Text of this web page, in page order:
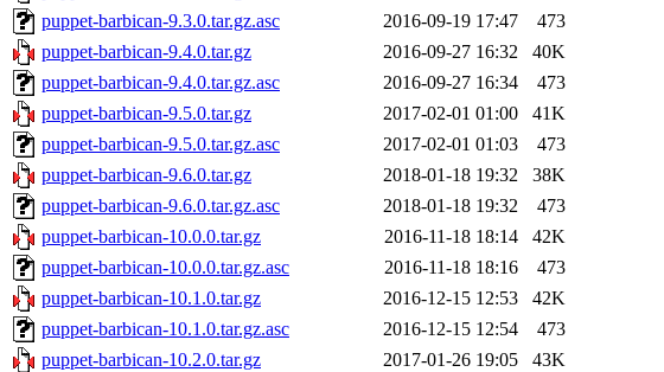
puppet-barbican-9.3.0.tar.gz.asc
2016-09-19 17:47
473
puppet-barbican-9.4.0.tar.gz
2016-09-27 16:32
40K
puppet-barbican-9.4.0.tar.gz.asc
2016-09-27 16:34
473
puppet-barbican-9.5.0.tar.gz
2017-02-01 01:00
41K
puppet-barbican-9.5.0.tar.gz.asc
2017-02-01 01:03
473
puppet-barbican-9.6.0.tar.gz
2018-01-18 19:32
38K
puppet-barbican-9.6.0.tar.gz.asc
2018-01-18 19:32
473
puppet-barbican-10.0.0.tar.gz
2016-11-18 18:14
42K
puppet-barbican-10.0.0.tar.gz.asc
2016-11-18 18:16
473
puppet-barbican-10.1.0.tar.gz
2016-12-15 12:53
42K
puppet-barbican-10.1.0.tar.gz.asc
2016-12-15 12:54
473
puppet-barbican-10.2.0.tar.gz
2017-01-26 19:05
43K